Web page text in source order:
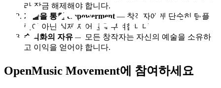
라 잠금 해제해야 합니다.
기술을 통한 empowerment — 창작자에게 단순히 템플
릿이 아닌 실제 제어권을 부여합니다.
수익화의 자유 — 모든 창작자는 자신의 예술을 소유하
고 이익을 얻어야 합니다.
OpenMusic Movement에 참여하세요